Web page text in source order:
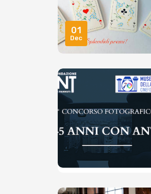
01
Dec